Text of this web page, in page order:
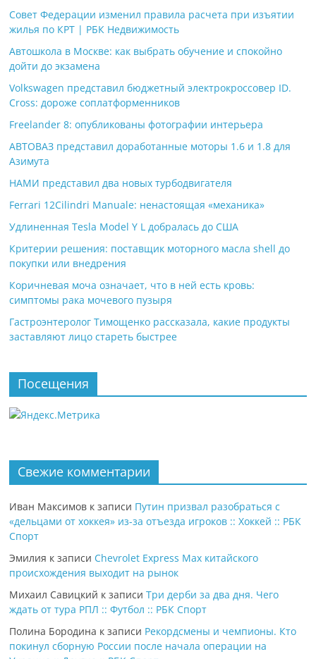
Совет Федерации изменил правила расчета при изъятии
жилья по КРТ | РБК Недвижимость
Автошкола в Москве: как выбрать обучение и спокойно
дойти до экзамена
Volkswagen представил бюджетный электрокроссовер ID.
Cross: дороже соплатформенников
Freelander 8: опубликованы фотографии интерьера
АВТОВАЗ представил доработанные моторы 1.6 и 1.8 для
Азимута
НАМИ представил два новых турбодвигателя
Ferrari 12Cilindri Manuale: ненастоящая «механика»
Удлиненная Tesla Model Y L добралась до США
Критерии решения: поставщик моторного масла shell до
покупки или внедрения
Коричневая моча означает, что в ней есть кровь:
симптомы рака мочевого пузыря
Гастроэнтеролог Тимощенко рассказала, какие продукты
заставляют лицо стареть быстрее
Посещения
Свежие комментарии
Иван Максимов к записи Путин призвал разобраться с
«дельцами от хоккея» из-за отъезда игроков :: Хоккей :: РБК
Спорт
Эмилия к записи Chevrolet Express Max китайского
происхождения выходит на рынок
Михаил Савицкий к записиТри дерби за два дня. Чего
ждать от тура РПЛ :: Футбол :: РБК Спорт
Полина Бородина к записи Рекордсмены и чемпионы. Кто
покинул сборную России после начала операции на